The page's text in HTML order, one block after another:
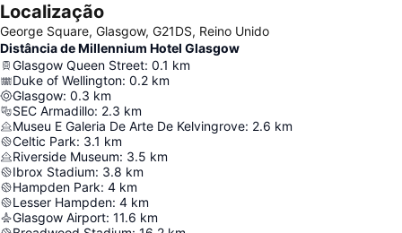
Localização
George Square, Glasgow, G21DS, Reino Unido
Distância de Millennium Hotel Glasgow
Glasgow Queen Street: 0.1 km
Duke of Wellington: 0.2 km
Glasgow: 0.3 km
SEC Armadillo: 2.3 km
Museu E Galeria De Arte De Kelvingrove: 2.6 km
Celtic Park: 3.1 km
Riverside Museum: 3.5 km
Ibrox Stadium: 3.8 km
Hampden Park: 4 km
Lesser Hampden: 4 km
Glasgow Airport: 11.6 km